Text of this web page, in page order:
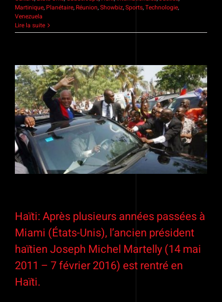
Martinique, Planétaire, Réunion,Showbiz,Sports,Technologie,
Venezuela
Lire la suite
Haïti: Après plusieurs années passées à
Miami (États-Unis), l’ancien président
haïtien Joseph Michel Martelly (14 mai
2011 – 7 février 2016) est rentré en
Haïti.